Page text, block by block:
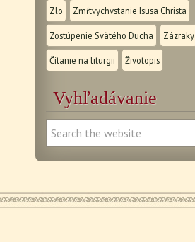
Zlo Zmŕtvychvstanie Isusa Christa
Zostúpenie Svätého Ducha Zázraky
Čítanie na liturgii Životopis
Vyhľadávanie